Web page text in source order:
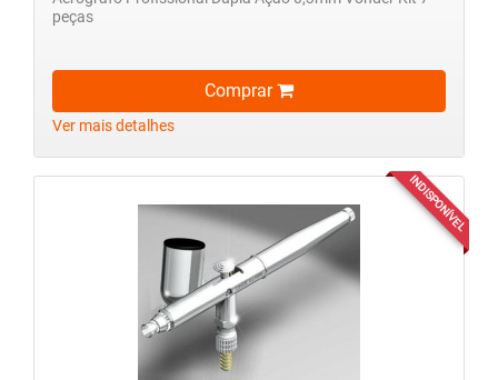
peças
Comprar
Ver mais detalhes
INDISPONÍVEL